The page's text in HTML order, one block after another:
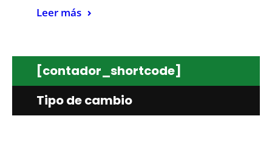
Leer más
[contador_shortcode]
Tipo de cambio